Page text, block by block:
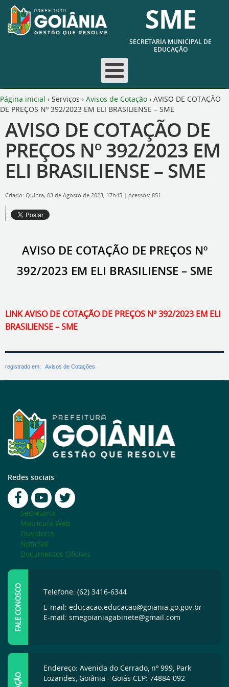
SME
SECRETARIA MUNICIPAL DE
EDUCAÇÃO
Página inicial › Serviços › Avisos de Cotação › AVISO DE COTAÇÃO
DE PREÇOS Nº 392/2023 EM ELI BRASILIENSE – SME
AVISO DE COTAÇÃO DE
PREÇOS Nº 392/2023 EM
ELI BRASILIENSE – SME
Criado: Quinta, 03 de Agosto de 2023, 17h45 | Acessos: 851
AVISO DE COTAÇÃO DE PREÇOS Nº
392/2023 EM ELI BRASILIENSE – SME
LINK AVISO DE COTAÇÃO DE PREÇOS Nº 392/2023 EM ELI
BRASILIENSE – SME
registrado em: Avisos de Cotações
Redes sociais
Secretaria
Matrícula Web
Ouvidoria
Notícias
Documentos Oficiais
FALE CONOSCO
Telefone: (62) 3416-6344
E-mail: educacao.educacao@goiania.go.gov.br
E-mail: smegoianiagabinete@gmail.com
Endereço: Avenida do Cerrado, nº 999, Park
Lozandes, Goiânia - Goiás CEP: 74884-092